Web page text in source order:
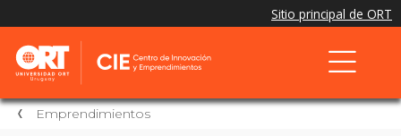
Emprendimientos